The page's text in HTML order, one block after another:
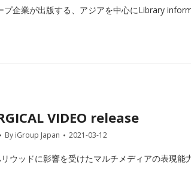
プ企業が出版する、アジアを中心にLibrary
VIDEO release
By iGroup Japan 2021-03-12
ウッドに影響を受けたマルチメディアの表現能